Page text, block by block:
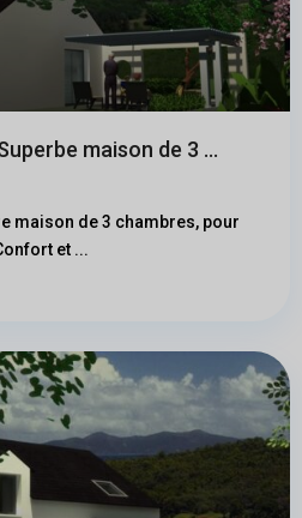
maison de 3 ...
maison de 3 chambres, pour
et ...